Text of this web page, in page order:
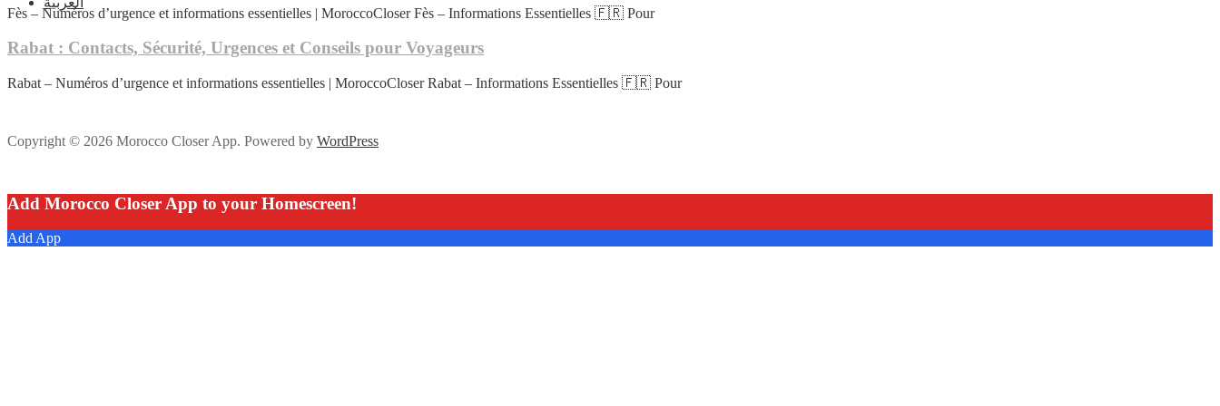
Fès – Numéros d’urgence et informations essentielles | MoroccoCloser Fès – Informations Essentielles 🇫🇷 Pour
Rabat : Contacts, Sécurité, Urgences et Conseils pour Voyageurs
Rabat – Numéros d’urgence et informations essentielles | MoroccoCloser Rabat – Informations Essentielles 🇫🇷 Pour
Copyright © 2026 Morocco Closer App. Powered by WordPress
Add Morocco Closer App to your Homescreen!
Add App